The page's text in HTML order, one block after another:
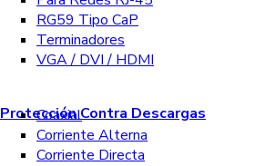
RG59 Tipo CaP
Terminadores
VGA / DVI / HDMI
Protección Contra Descargas
Coaxial
Corriente Alterna
Corriente Directa